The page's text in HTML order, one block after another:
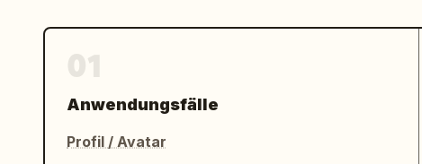
Anwendungsfälle
Profil / Avatar